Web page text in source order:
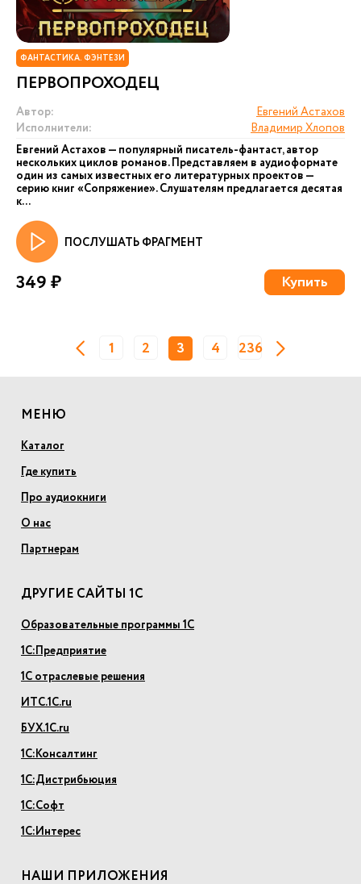
ФАНТАСТИКА. ФЭНТЕЗИ
ПЕРВОПРОХОДЕЦ
Автор:
Евгений Астахов
Исполнители:
Владимир Хлопов
Евгений Астахов — популярный писатель-фантаст, автор
нескольких циклов романов. Представляем в аудиоформате
один из самых известных его литературных проектов —
серию книг «Сопряжение». Слушателям предлагается десятая
к...
ПОСЛУШАТЬ ФРАГМЕНТ
349 ₽ Купить
1 2 3 4 236
МЕНЮ
Каталог
Где купить
Про аудиокниги
О нас
Партнерам
ДРУГИЕ САЙТЫ 1С
Образовательные программы 1С
1С:Предприятие
1С отраслевые решения
ИТС.1С.ru
БУХ.1С.ru
1С:Консалтинг
1С:Дистрибьюция
1С:Софт
1С:Интерес
НАШИ ПРИЛОЖЕНИЯ